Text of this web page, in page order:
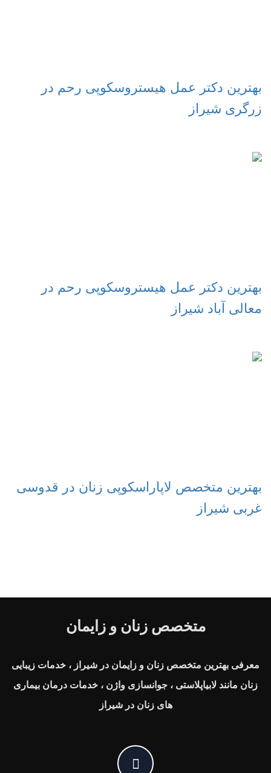
بهترین دکتر عمل هیستروسکوپی رحم در
زرگری شیراز
بهترین دکتر عمل هیستروسکوپی رحم در
معالی آباد شیراز
بهترین متخصص لاپاراسکوپی زنان در قدوسی
غربی شیراز
متخصص زنان و زایمان
معرفی بهترین متخصص زنان و زایمان در شیراز ، خدمات زیبایی
زنان مانند لابیاپلاستی ، جوانسازی واژن ، خدمات درمان بیماری
های زنان در شیراز